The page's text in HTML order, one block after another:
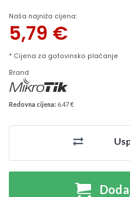
Naša najniža cijena:
5,79 €
* Cijena za gotovinsko plaćanje
Brand
Redovna cijena: 6.47 €